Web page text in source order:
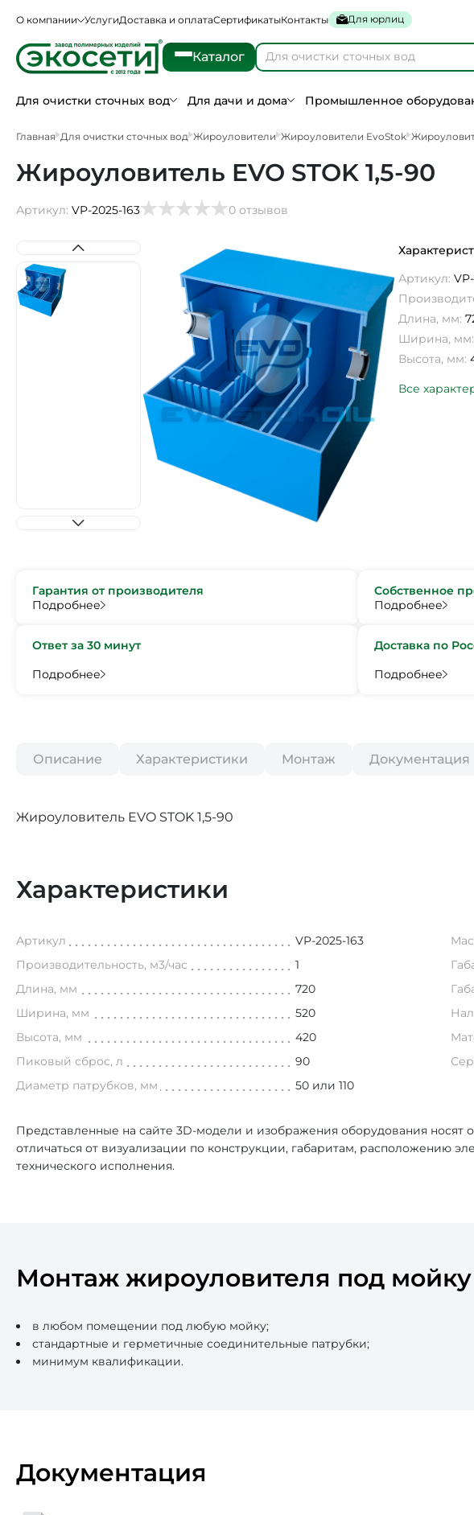
О компании УслугиДоставка и оплатаСертификатыКонтакты Для юрлиц
Каталог
Для очистки сточных вод Для дачи и дома Промышленное
Главная Для очистки сточных вод Жироуловители Жироуловители EvoStok
Жироуловитель EVO STOK 1,5-90
Артикул: VP-2025-163 0 отзывов
Артикул:
Длина, мм:
Ширина, мм:
Высота, мм:
Все
Гарантия от производителя
Подробнее
Собственное
Подробнее
Ответ за 30 минут
Подробнее
Доставка по
Подробнее
Описание Характеристики Монтаж Документация
Жироуловитель EVO STOK 1,5-90
Характеристики
Артикул
VP-2025-163
Производительность, м3/час
1
Длина, мм
720
Ширина, мм
520
Высота, мм
420
Пиковый сброс, л
90
Диаметр патрубков, мм
50 или 110
Представленные на сайте 3D-модели и изображения оборудования носят
отличаться от визуализации по конструкции, габаритам, расположению
технического исполнения.
Монтаж жироуловителя под мойку
в любом помещении под любую мойку;
стандартные и герметичные соединительные патрубки;
минимум квалификации.
Документация